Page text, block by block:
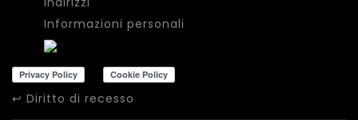
Informazioni personali
↩ Diritto di recesso